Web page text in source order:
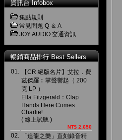
資訊台 Infobox
集點規則
常見問題 Q ＆ A
JOY AUDIO 交通資訊
暢銷商品排行 Best Sellers
01.
【CR 絕版名片】艾拉．費
茲傑羅︰掌聲響起（ 200
克 LP ）
Ella Fitzgerald：Clap
Hands Here Comes
Charlie!
( 線上試聽 )
NT$ 2,650
02.
「追龍之樂」直刻錄音精